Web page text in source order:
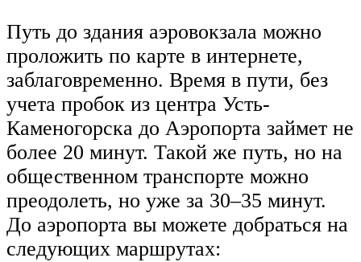
Путь до здания аэровокзала можно
проложить по карте в интернете,
заблаговременно. Время в пути, без
учета пробок из центра Усть-
Каменогорска до Аэропорта займет не
более 20 минут. Такой же путь, но на
общественном транспорте можно
преодолеть, но уже за 30–35 минут.
До аэропорта вы можете добраться на
следующих маршрутах: